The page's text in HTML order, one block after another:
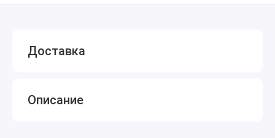
Доставка
Описание